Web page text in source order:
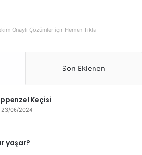
Onaylı Çözümler için Hemen Tıkla
Son Eklenen
Keçisi
23/06/2024
yaşar?